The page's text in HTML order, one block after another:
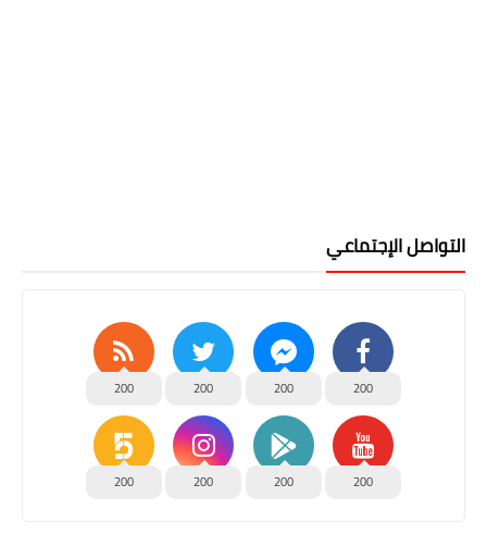
التواصل الإجتماعي
200
200
200
200
200
200
200
200